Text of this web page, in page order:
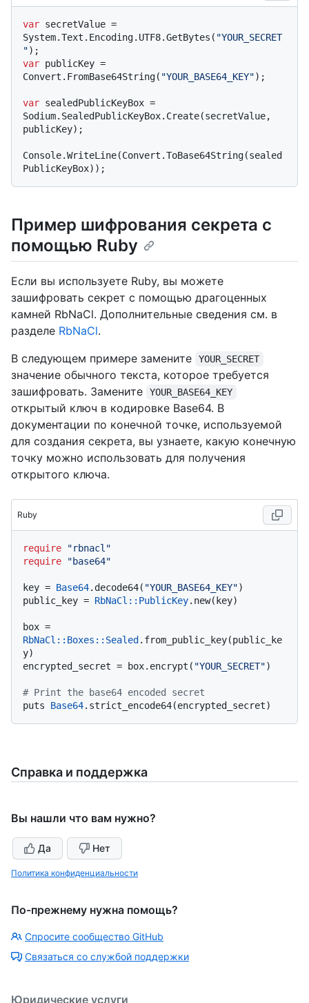
var secretValue =
System.Text.Encoding.UTF8.GetBytes( "YOUR_SECRET
"
var publicKey =
Convert.FromBase64String( "YOUR_BASE64_KEY");
var sealedPublicKeyBox =
Sodium.SealedPublicKeyBox.Create(secretValue,
publicKey);
Console.WriteLine(Convert.ToBase64String(sealed
Пример шифрования секрета с
помощью Ruby
Если вы используете Ruby, вы можете
зашифровать секрет с помощью драгоценных
камней RbNaCl. Дополнительные сведения см. в
разделе RbNaCl.
В следующем примере замените
YOUR_SECRET
значение обычного текста, которое требуется
зашифровать. Замените
YOUR_BASE64_KEY
открытый ключ в кодировке Base64. В
документации по конечной точке, используемой
для создания секрета, вы узнаете, какую конечную
точку можно использовать для получения
открытого ключа.
Ruby
require
"rbnacl"
require
"base64"
key = Base64.decode64( "YOUR_BASE64_KEY")
public_key = RbNaCl::PublicKey.new(key)
RbNaCl : :Boxes : :Sealed .from_public_key(public_ke
y)
encrypted_secret = box.encrypt( "YOUR_SECRET")
# Print the base64 encoded secret
puts Base64
Справка и поддержка
Вы нашли что вам нужно?
Да Нет
Политика конфиденциальности
По-прежнему нужна помощь?
Спросите сообщество GitHub
Связаться со службой поддержки
Юридические услуги